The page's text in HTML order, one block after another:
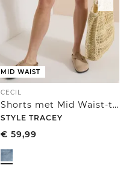
MID WAIST
CECIL
Shorts met Mid Waist-taille en Slim Leg-pijpen in casual pasvorm
STYLE TRACEY
€ 59,99